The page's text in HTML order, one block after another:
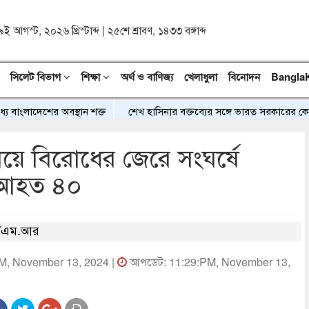
আগস্ট, ২০২৬ খ্রিস্টাব্দ | ২৫শে শ্রাবণ, ১৪৩৩ বঙ্গাব্দ
সিলেট বিভাগ শিক্ষা অর্থ ও বাণিজ্য খেলাধুলা বিনোদন
অবস্থান শক্ত শেখ হাসিনার বক্তব্যের সঙ্গে ভারত সরকারের কোনো
বিরোধের জেরে সংঘর্ষে
৪০
এম.আর
November 13, 2024 | আপডেট: 11:29:PM, November 13,